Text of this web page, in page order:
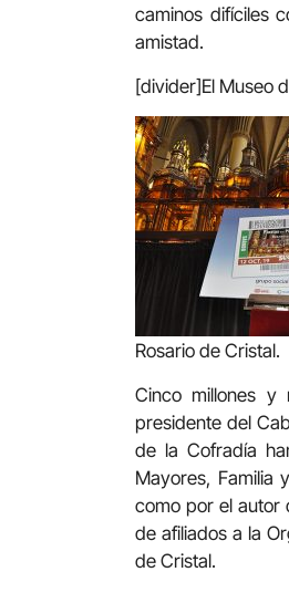
caminos difíciles
amistad.
[divider]El Museo
Rosario de Cristal.
Cinco millones y
presidente del
de la Cofradía
Mayores, Familia
como por el autor
de afiliados a la
de Cristal.